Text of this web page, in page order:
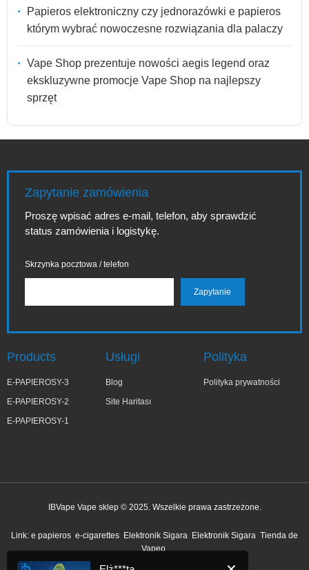
Papieros elektroniczny czy jednorazówki e papieros
którym wybrać nowoczesne rozwiązania dla palaczy
Vape Shop prezentuje nowości aegis legend oraz
ekskluzywne promocje Vape Shop na najlepszy
sprzęt
Zapytanie zamówienia
Proszę wpisać adres e-mail, telefon, aby sprawdzić
status zamówienia i logistykę.
Skrzynka pocztowa / telefon
Products
E-PAPIEROSY-3
E-PAPIEROSY-2
E-PAPIEROSY-1
Usługi
Blog
Site Haritası
Polityka
Polityka prywatności
IBVape Vape sklep © 2025. Wszelkie prawa zastrzeżone.
Link: e papieros e-cigarettes Elektronik Sigara Elektronik Sigara Tienda de
Vapeo
niedawno kupiony